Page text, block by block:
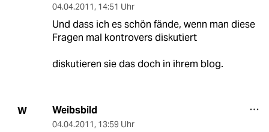
04.04.2011, 14:51 Uhr
Und dass ich es schön fände, wenn man diese
Fragen mal kontrovers diskutiert
diskutieren sie das doch in ihrem blog.
W Weibsbild
04.04.2011, 13:59 Uhr